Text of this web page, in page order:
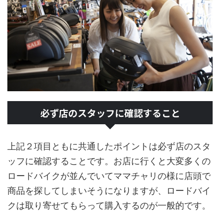
必ず店のスタッフに確認すること
上記２項目ともに共通したポイントは必ず店のスタ
ッフに確認することです。お店に行くと大変多くの
ロードバイクが並んでいてママチャリの様に店頭で
商品を探してしまいそうになりますが、ロードバイ
クは取り寄せてもらって購入するのが一般的です。